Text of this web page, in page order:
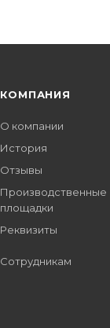
КОМПАНИЯ
О компании
История
Отзывы
Производственные
площадки
Реквизиты
Сотрудникам